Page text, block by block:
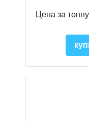
Цена за тонну